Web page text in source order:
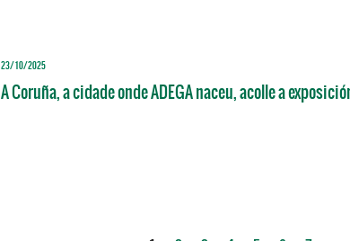
23/10/2025
A Coruña, a cidade onde ADEGA naceu, acolle a